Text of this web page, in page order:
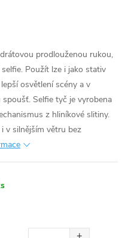
prodlouženou rukou,
Použít lze i jako stativ
osvětlení scény a v
spoušť. Selfie tyč je vyrobena
z hliníkové slitiny.
v silnějším větru bez